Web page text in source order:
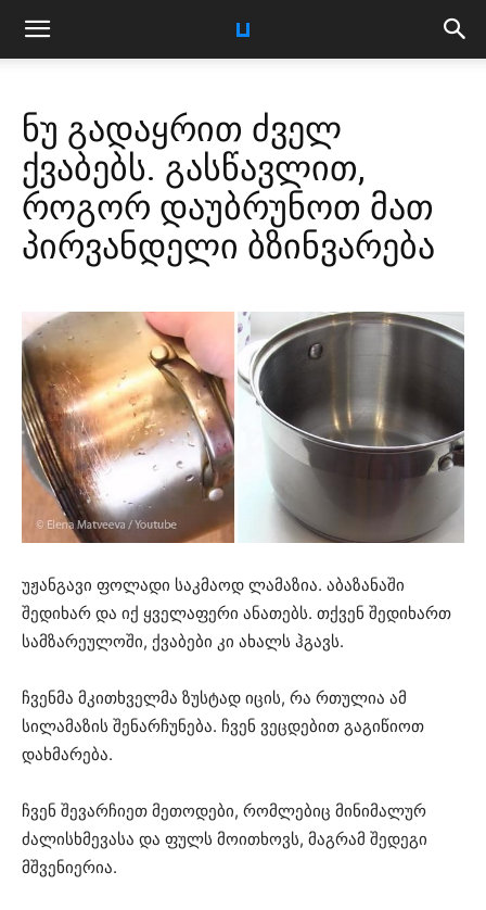
ნუ გადაყრით ძველ
ქვაბებს. გასწავლით,
როგორ დაუბრუნოთ მათ
პირვანდელი ბზინვარება
უჟანგავი ფოლადი საკმაოდ ლამაზია. აბაზანაში
შედიხარ და იქ ყველაფერი ანათებს. თქვენ შედიხართ
სამზარეულოში, ქვაბები კი ახალს ჰგავს.
ჩვენმა მკითხველმა ზუსტად იცის, რა რთულია ამ
სილამაზის შენარჩუნება. ჩვენ ვეცდებით გაგიწიოთ
დახმარება.
ჩვენ შევარჩიეთ მეთოდები, რომლებიც მინიმალურ
ძალისხმევასა და ფულს მოითხოვს, მაგრამ შედეგი
მშვენიერია.